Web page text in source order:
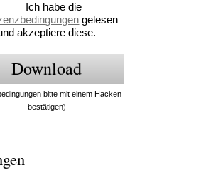
Ich habe die
gelesen
akzeptiere diese.
bitte mit einem Hacken
bestätigen)